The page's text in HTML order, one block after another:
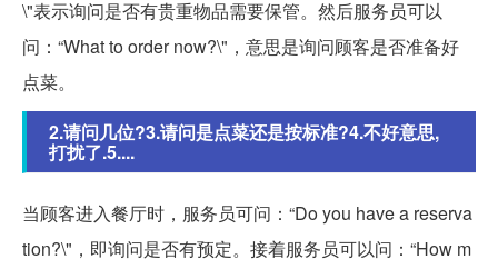
\"表示询问是否有贵重物品需要保管。然后服务员可以
问：“What to order now?\"，意思是询问顾客是否准备好
点菜。
2.请问几位?3.请问是点菜还是按标准?4.不好意思,
打扰了.5....
当顾客进入餐厅时，服务员可问：“Do you have a reserva
tion?\"，即询问是否有预定。接着服务员可以问：“How m